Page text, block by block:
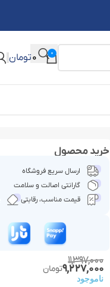
0
0تومان
خرید محصول
ارسال سریع فروشگاه
گارانتی اصالت و سلامت
قیمت مناسب، رقابتی
11,397,000
9,227,000تومان
ناموجود